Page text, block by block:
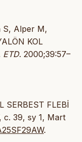
S, Alper M,
KOL
ETD. 2000;39:57–
SERBEST FLEBİ
c. 39, sy 1, Mart
.